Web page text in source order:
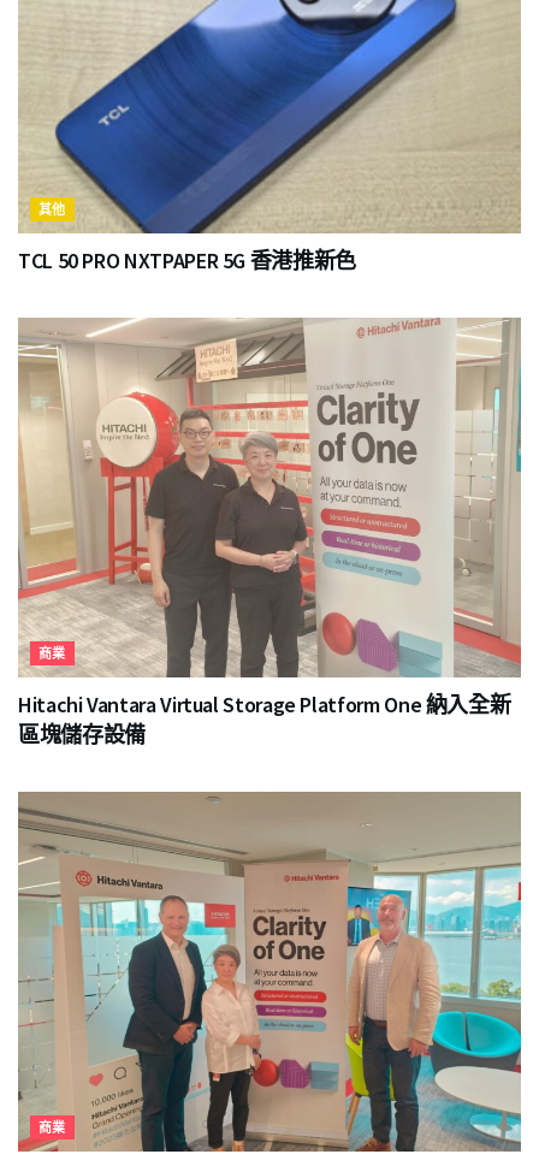
其他
TCL 50 PRO NXTPAPER 5G 香港推新色
商業
Hitachi Vantara Virtual Storage Platform One 納入全新
區塊儲存設備
商業